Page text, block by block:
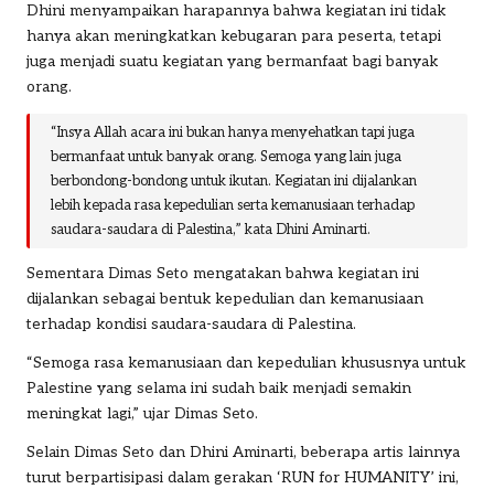
Dhini menyampaikan harapannya bahwa kegiatan ini tidak
hanya akan meningkatkan kebugaran para peserta, tetapi
juga menjadi suatu kegiatan yang bermanfaat bagi banyak
orang.
“Insya Allah acara ini bukan hanya menyehatkan tapi juga
bermanfaat untuk banyak orang. Semoga yang lain juga
berbondong-bondong untuk ikutan. Kegiatan ini dijalankan
lebih kepada rasa kepedulian serta kemanusiaan terhadap
saudara-saudara di Palestina,” kata Dhini Aminarti.
Sementara Dimas Seto mengatakan bahwa kegiatan ini
dijalankan sebagai bentuk kepedulian dan kemanusiaan
terhadap kondisi saudara-saudara di Palestina.
“Semoga rasa kemanusiaan dan kepedulian khususnya untuk
Palestine yang selama ini sudah baik menjadi semakin
meningkat lagi,” ujar Dimas Seto.
Selain Dimas Seto dan Dhini Aminarti, beberapa artis lainnya
turut berpartisipasi dalam gerakan ‘RUN for HUMANITY’ ini,